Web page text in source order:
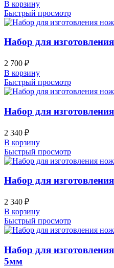
В корзину
Быстрый просмотр
Набор для
2 700 ₽
В корзину
Быстрый просмотр
Набор для
2 340 ₽
В корзину
Быстрый просмотр
Набор для
2 340 ₽
В корзину
Быстрый просмотр
Набор для
5мм